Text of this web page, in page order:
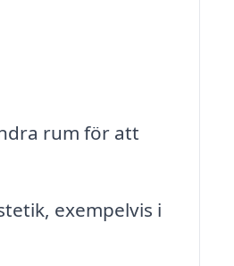
rum för att
exempelvis i